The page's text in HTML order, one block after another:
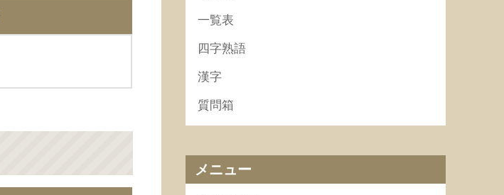
一覧表
四字熟語
漢字
質問箱
メニュー